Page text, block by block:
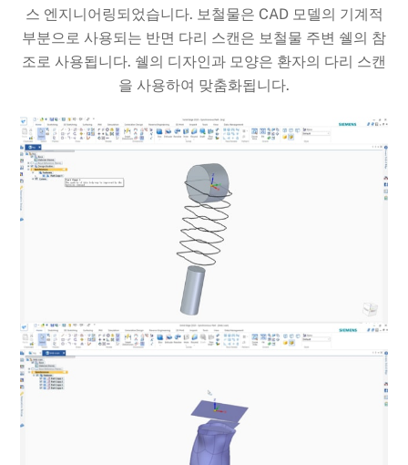
스 엔지니어링되었습니다. 보철물은 CAD 모델의 기계적
부분으로 사용되는 반면 다리 스캔은 보철물 주변 쉘의 참
조로 사용됩니다. 쉘의 디자인과 모양은 환자의 다리 스캔
을 사용하여 맞춤화됩니다.